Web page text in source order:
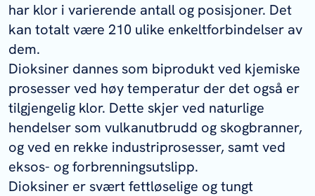
har klor i varierende antall og posisjoner. Det
kan totalt være 210 ulike enkeltforbindelser av
dem.
Dioksiner dannes som biprodukt ved kjemiske
prosesser ved høy temperatur der det også er
tilgjengelig klor. Dette skjer ved naturlige
hendelser som vulkanutbrudd og skogbranner,
og ved en rekke industriprosesser, samt ved
eksos- og forbrenningsutslipp.
Dioksiner er svært fettløselige og tungt